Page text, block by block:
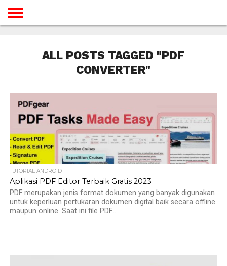
GAMES
DESAIN
ANDROID
YOUTUBE
INTERNET
WINDOWS
MACINTOSH
MESSENGER
BLOGSPOT
WORDPRESS
PEMROGRAMAN
SERVERALL POSTS TAGGED "PDF
CONVERTER"
TUTORIAL ANDROID
Aplikasi PDF Editor Terbaik Gratis 2023
PDF merupakan jenis format dokumen yang banyak digunakan
untuk keperluan pertukaran dokumen digital baik secara offline
maupun online. Saat ini file PDF...